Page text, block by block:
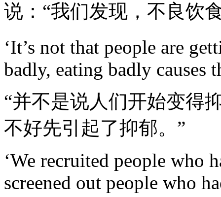
说：“我们发现，不良饮
‘It’s not that people are
badly, eating badly causes
“并不是说人们开始变得
不好先引起了抑郁。”
‘We recruited people who
screened out people who